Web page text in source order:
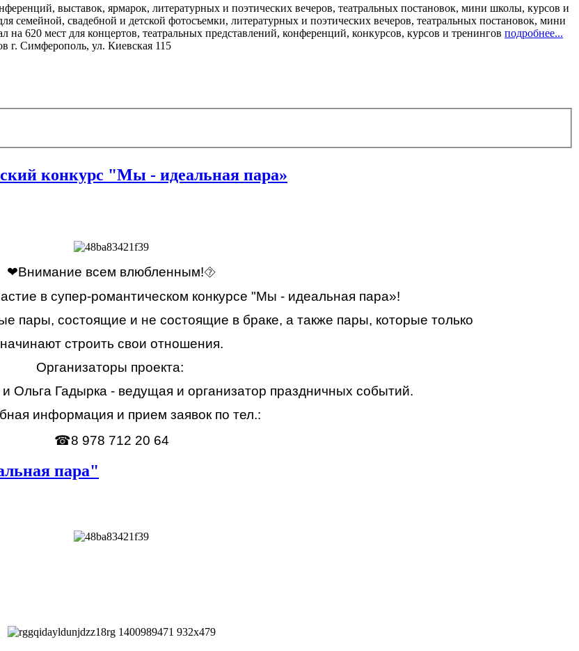
выставок, ярмарок, литературных и поэтических вечеров, театральных постановок, мини школы, курсов и
семейной, свадебной и детской фотосъемки, литературных и поэтических вечеров, театральных постановок, мини
на 620 мест для концертов, театральных представлений, конференций, конкурсов, курсов и тренингов подробнее...
г. Симферополь, ул. Киевская 115
конкурс "Мы - идеальная пара»
❤Внимание всем влюбленным!⯑
в супер-романтическом конкурсе "Мы - идеальная пара»!
пары, состоящие и не состоящие в браке, а также пары, которые только
начинают строить свои отношения.
Организаторы проекта:
Ольга Гадырка - ведущая и организатор праздничных событий.
информация и прием заявок по тел.:
☎8 978 712 20 64
пара"